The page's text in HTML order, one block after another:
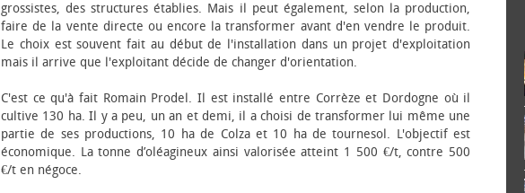
grossistes, des structures établies. Mais il peut également, selon la production,
faire de la vente directe ou encore la transformer avant d'en vendre le produit.
Le choix est souvent fait au début de l'installation dans un projet d'exploitation
mais il arrive que l'exploitant décide de changer d'orientation.
C'est ce qu'à fait Romain Prodel. Il est installé entre Corrèze et Dordogne où il
cultive 130 ha. Il y a peu, un an et demi, il a choisi de transformer lui même une
partie de ses productions, 10 ha de Colza et 10 ha de tournesol. L'objectif est
économique. La tonne d’oléagineux ainsi valorisée atteint 1 500 €/t, contre 500
€/t en négoce.